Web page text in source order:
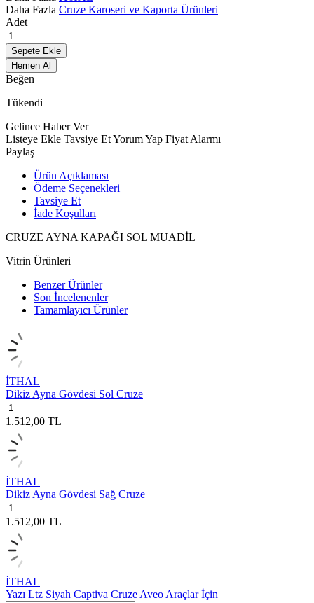
Daha Fazla Cruze Karoseri ve Kaporta Ürünleri
Adet
Sepete Ekle
Hemen Al
Beğen
Tükendi
Gelince Haber Ver
Listeye Ekle Tavsiye EtYorum Yap Fiyat Alarmı
Paylaş
Ürün Açıklaması
Ödeme Seçenekleri
Tavsiye Et
İade Koşulları
CRUZE AYNA KAPAĞI SOL MUADİL
Vitrin Ürünleri
Benzer Ürünler
Son İncelenenler
Tamamlayıcı Ürünler
İTHAL
Dikiz Ayna Gövdesi Sol Cruze
1.512,00 TL
İTHAL
Dikiz Ayna Gövdesi Sağ Cruze
1.512,00 TL
İTHAL
Yazı Ltz Siyah Captiva Cruze Aveo Araçlar İçin